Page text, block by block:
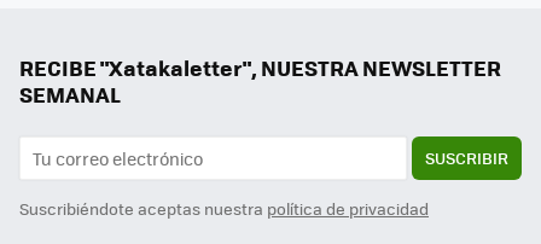
RECIBE "Xatakaletter", NUESTRA NEWSLETTER
SEMANAL
SUSCRIBIR
Suscribiéndote aceptas nuestra política de privacidad